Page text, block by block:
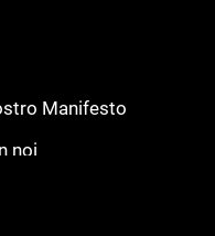
Manifesto
noi